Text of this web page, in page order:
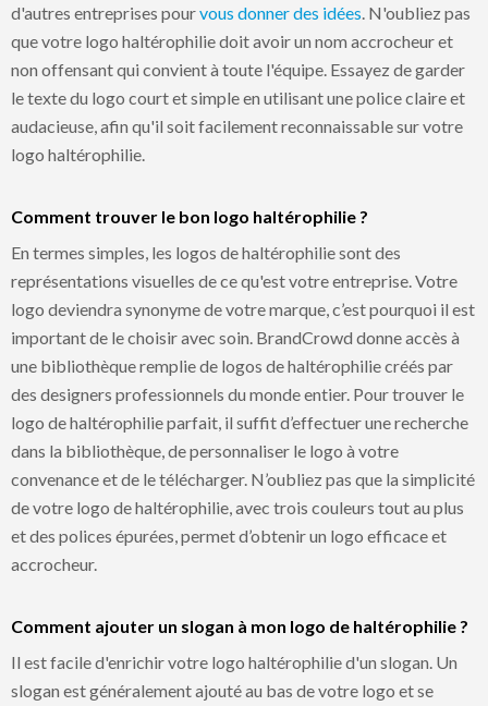
d'autres entreprises pourvous donner des idées . N'oubliez pas
que votre logo haltérophilie doit avoir un nom accrocheur et
non offensant qui convient à toute l'équipe. Essayez de garder
le texte du logo court et simple en utilisant une police claire et
audacieuse, afin qu'il soit facilement reconnaissable sur votre
logo haltérophilie.
Comment trouver le bon logo haltérophilie ?
En termes simples, les logos de haltérophilie sont des
représentations visuelles de ce qu'est votre entreprise. Votre
logo deviendra synonyme de votre marque, c’est pourquoi il est
important de le choisir avec soin. BrandCrowd donne accès à
une bibliothèque remplie de logos de haltérophilie créés par
des designers professionnels du monde entier. Pour trouver le
logo de haltérophilie parfait, il suffit d’effectuer une recherche
dans la bibliothèque, de personnaliser le logo à votre
convenance et de le télécharger. N’oubliez pas que la simplicité
de votre logo de haltérophilie, avec trois couleurs tout au plus
et des polices épurées, permet d’obtenir un logo efficace et
accrocheur.
Comment ajouter un slogan à mon logo de haltérophilie ?
Il est facile d'enrichir votre logo haltérophilie d'un slogan. Un
slogan est généralement ajouté au bas de votre logo et se